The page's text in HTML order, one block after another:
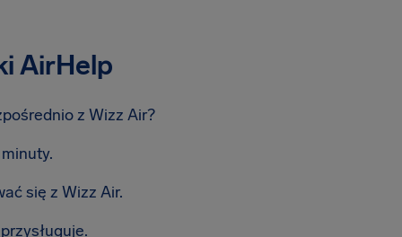
AirHelp
z Wizz Air?
się z Wizz Air.